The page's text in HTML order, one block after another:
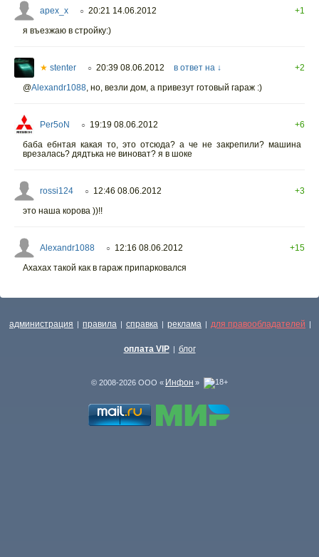
apex_x ○ 20:21 14.06.2012
+1
я въезжаю в стройку:)
★ stenter ○ 20:39 08.06.2012 в ответ на ↓
+2
@Alexandr1088, но, везли дом, а привезут готовый гараж :)
Per5oN ○ 19:19 08.06.2012
+6
баба ебнтая какая то, это отсюда? а че не закрепили? машина
врезалась? дядтька не виноват? я в шоке
rossi124 ○ 12:46 08.06.2012
+3
это наша корова ))!!
Alexandr1088 ○ 12:16 08.06.2012
+15
Ахахах такой как в гараж припарковался
администрация | правила | справка | реклама | для правообладателей |
оплата VIP | блог
© 2008-2026 ООО « Инфон »